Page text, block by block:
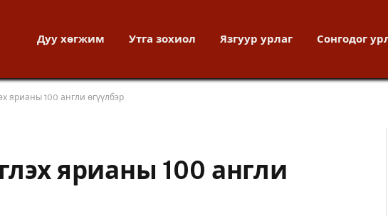
Дуу хөгжим Утга зохиол Язгуур урлаг Сонгодог
ярианы 100 англи өгүүлбэр
ярианы 100 англи